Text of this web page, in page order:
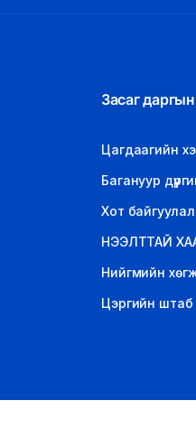
Засаг
Цагдаагийн
Багануур
Хот
НЭЭЛТТАЙ
Нийгмийн
Цэргийн штаб